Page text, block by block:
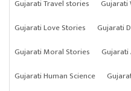
Gujarati Travel stories
Gujarati
Gujarati Love Stories
Gujarati
Gujarati Moral Stories
Gujarati
Gujarati Human Science